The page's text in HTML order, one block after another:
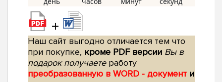
+
Наш сайт выгодно отличается тем что
при покупке, кроме PDF версии Вы в
подарок получаетеработу
преобразованную в WORD - документ и